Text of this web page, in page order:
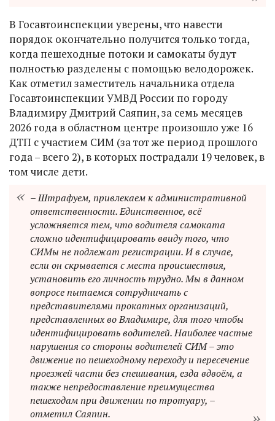
В Госавтоинспекции уверены, что навести
порядок окончательно получится только тогда,
когда пешеходные потоки и самокаты будут
полностью разделены с помощью велодорожек.
Как отметил заместитель начальника отдела
Госавтоинспекции УМВД России по городу
Владимиру Дмитрий Саяпин, за семь месяцев
2026 года в областном центре произошло уже 16
ДТП с участием СИМ (за тот же период прошлого
года – всего 2), в которых пострадали 19 человек, в
том числе дети.
– Штрафуем, привлекаем к административной
ответственности. Единственное, всё
усложняется тем, что водителя самоката
сложно идентифицировать ввиду того, что
СИМы не подлежат регистрации. И в случае,
если он скрывается с места происшествия,
установить его личность трудно. Мы в данном
вопросе пытаемся сотрудничать с
представителями прокатных организаций,
представленных во Владимире, для того чтобы
идентифицировать водителей. Наиболее частые
нарушения со стороны водителей СИМ – это
движение по пешеходному переходу и пересечение
проезжей части без спешивания, езда вдвоём, а
также непредоставление преимущества
пешеходам при движении по тротуару, –
отметил Саяпин.